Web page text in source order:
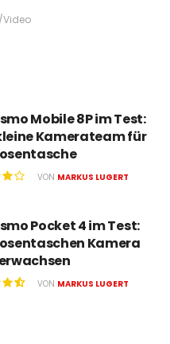
Video
Mobile 8P im Test:
Kamerateam für
VON MARKUS LUGERT
Pocket 4 im Test:
Kamera
VON MARKUS LUGERT